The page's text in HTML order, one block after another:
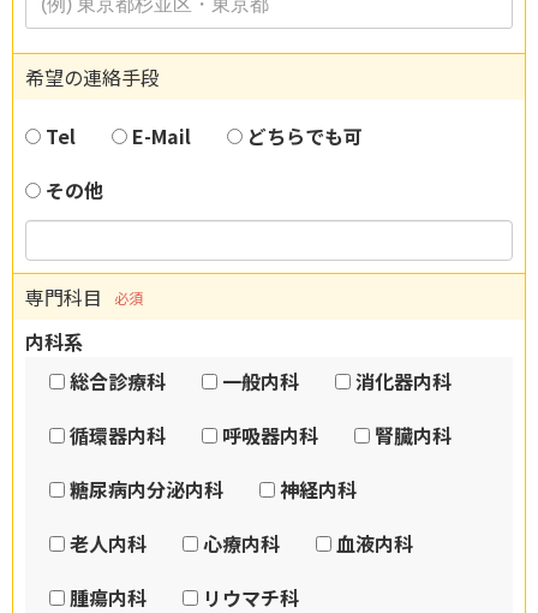
希望の連絡手段
Tel E-Mail
どちらでも可
その他
専門科目 必須
内科系
総合診療科
一般内科
消化器内科
循環器内科
呼吸器内科
腎臓内科
糖尿病内分泌内科
神経内科
老人内科
心療内科
血液内科
腫瘍内科
リウマチ科